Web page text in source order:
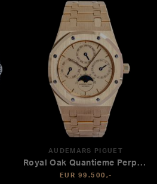
AUDEMARS PIGUET
Royal Oak Quantieme Perpetual
EUR 99.500,-